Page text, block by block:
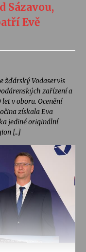
Sázavou,
Evě
žďárský Vodaservis
zařízení a
v oboru. Ocenění
získala Eva
jediné originální
[…]